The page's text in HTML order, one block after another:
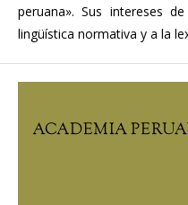
peruana». Sus intereses
lingüística normativa y a la